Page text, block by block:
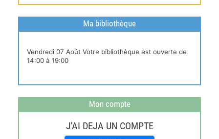
Ma bibliothèque
liveVendredi 07 Août Votre bibliothèque est ouverte de
14:00 à 19:00
Mon compte
J'AI DEJA UN COMPTE